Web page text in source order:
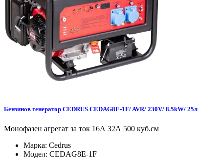
Бензинов генератор CEDRUS CEDAG8E-1F/ AVR/ 230V/ 8.5kW/ 25л
Монофазен агрегат за ток 16А 32А 500 куб.см
Марка: Cedrus
Модел: CEDAG8E-1F